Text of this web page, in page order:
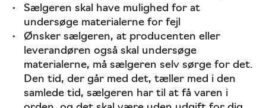
Sælgeren skal have mulighed for at
undersøge materialerne for fejl
Ønsker sælgeren, at producenten eller
leverandøren også skal undersøge
materialerne, må sælgeren selv sørge for det.
Den tid, der går med det, tæller med i den
samlede tid, sælgeren har til at få varen i